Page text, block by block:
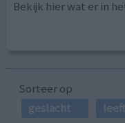
Bekijk hier wat er in
Sorteer op
geslacht